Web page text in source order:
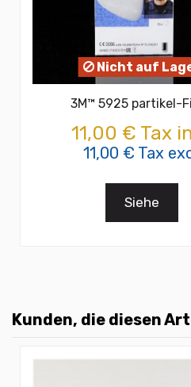
Nicht auf
3M™ 5925 partikel-
11,00 € Tax
11,00 € Tax
Siehe
Kunden, die diesen